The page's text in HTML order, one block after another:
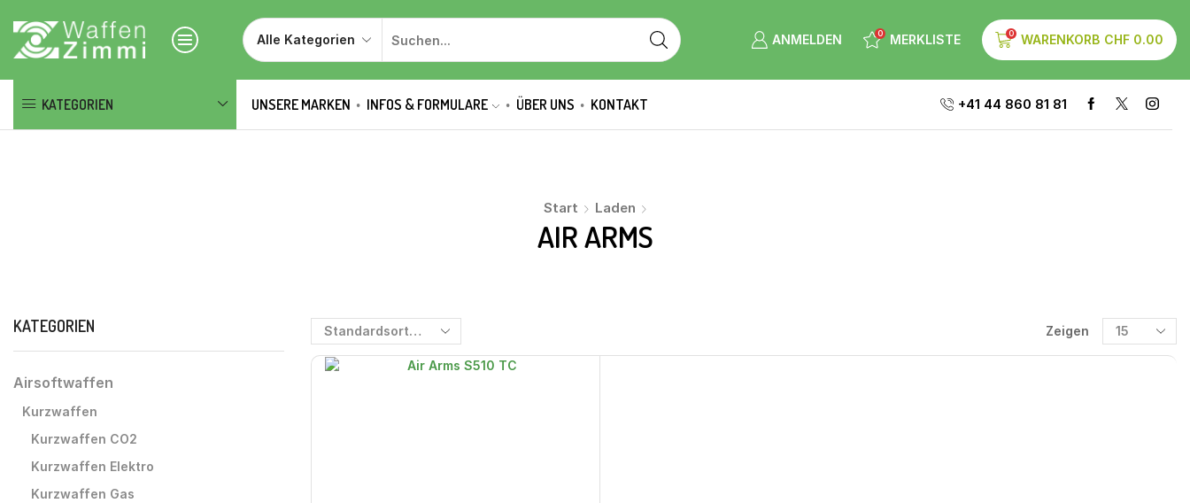
ANMELDEN 0 MERKLISTE 0 WARENKORB CHF0.00
KATEGORIEN UNSERE MARKEN INFOS & FORMULARE ÜBER UNS KONTAKT +41 44 860 81 81
Start Laden
AIR ARMS
Zeigen
KATEGORIEN
Airsoftwaffen
Kurzwaffen
Kurzwaffen CO2
Kurzwaffen Elektro
Kurzwaffen Gas